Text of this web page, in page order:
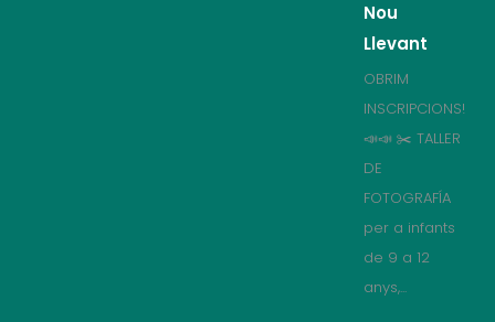
Nou
Llevant
OBRIM
INSCRIPCIONS!
📣📣 ✂️ TALLER
DE
FOTOGRAFÍA
per a infants
de 9 a 12
anys,...